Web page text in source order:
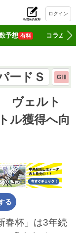
ログイン
予想 有料 コラム
ードＳ GⅢ
ヴェルト
ル獲得へ向
る
春杯」は3年続